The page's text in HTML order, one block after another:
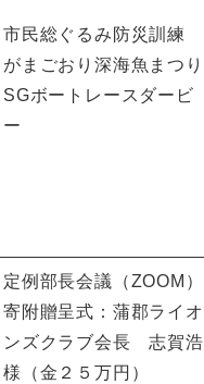
市民総ぐるみ防災訓練
がまごおり深海魚まつり
SGボートレースダービ
ー
定例部長会議（ZOOM）
寄附贈呈式：蒲郡ライオ
ンズクラブ会長 志賀浩
様（金２５万円）